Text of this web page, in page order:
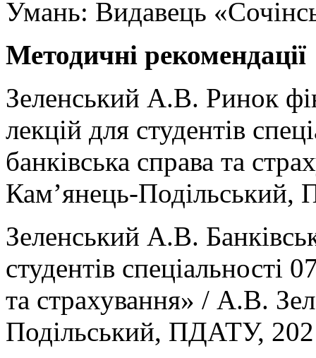
Умань: Видавець
Методичні рекомендації
Зеленський А.В. Ринок
лекцій для студентів
банківська справа та
Кам’янець-
Зеленський А.В.
студентів спеціальності
та страхування» / А.В.
Подільський, ПДАТУ,